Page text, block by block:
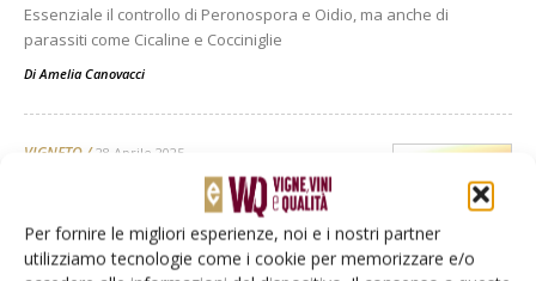
Per fornire le migliori esperienze, noi e i nostri partner
utilizziamo tecnologie come i cookie per memorizzare e/o
Essenziale il controllo di Peronospora e Oidio, ma anche di
parassiti come Cicaline e Cocciniglie
DiAmelia Canovacci
VIGNETO 28 Aprile 2025
Difesa della vite: giocare
d’anticipo col supporto dei DSS
Grazie ai DSS, o sistemi di supporto alle decisioni, la difesa della